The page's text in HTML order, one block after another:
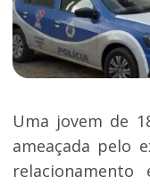
Uma jovem de
ameaçada pelo
relacionamento